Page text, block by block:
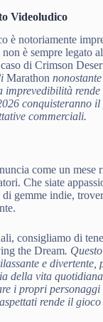
Videoludico
è notoriamente
è sempre legato
di Crimson
Marathonnonostante
imprevedibilità
conquisteranno
commerciali.
come un mese
Che siate
gemme indie,
consigliamo di
the Dream.
e divertente,
della vita
i propri
rende il